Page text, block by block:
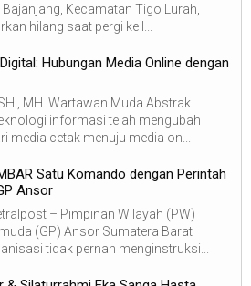
Kecamatan Tigo Lurah,
hilang saat pergi ke l...
Hubungan Media Online dengan
MH. Wartawan Muda Abstrak
informasi telah mengubah
media cetak menuju media on...
Satu Komando dengan Perintah
Ansor
– Pimpinan Wilayah (PW)
(GP) Ansor Sumatera Barat
tidak pernah menginstruksi...